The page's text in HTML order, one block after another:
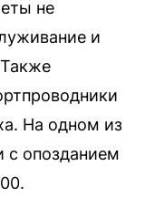
не
и
На одном из
с опозданием